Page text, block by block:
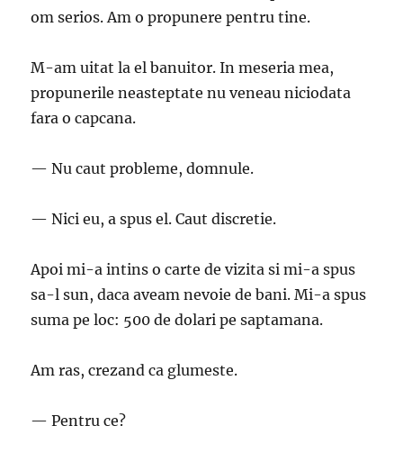
om serios. Am o propunere pentru tine.
M-am uitat la el banuitor. In meseria mea,
propunerile neasteptate nu veneau niciodata
fara o capcana.
— Nu caut probleme, domnule.
— Nici eu, a spus el. Caut discretie.
Apoi mi-a intins o carte de vizita si mi-a spus
sa-l sun, daca aveam nevoie de bani. Mi-a spus
suma pe loc: 500 de dolari pe saptamana.
Am ras, crezand ca glumeste.
— Pentru ce?